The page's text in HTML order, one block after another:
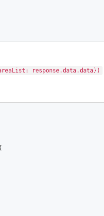
response.data.data})